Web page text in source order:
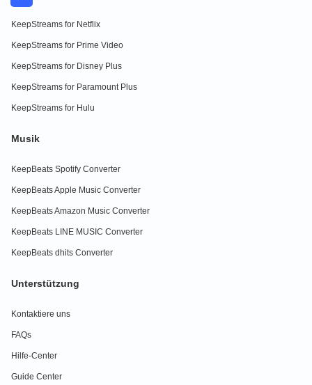
KeepStreams for Netflix
KeepStreams for Prime Video
KeepStreams for Disney Plus
KeepStreams for Paramount Plus
KeepStreams for Hulu
Musik
KeepBeats Spotify Converter
KeepBeats Apple Music Converter
KeepBeats Amazon Music Converter
KeepBeats LINE MUSIC Converter
KeepBeats dhits Converter
Unterstützung
Kontaktiere uns
FAQs
Hilfe-Center
Guide Center